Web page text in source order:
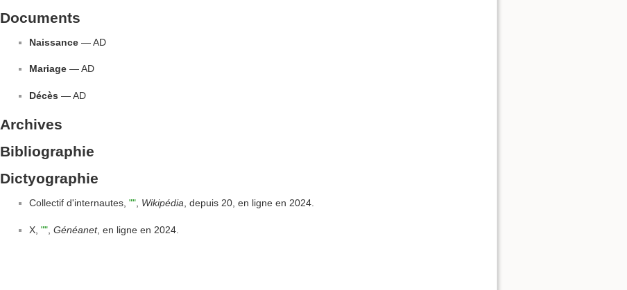
Documents
Naissance — AD
Mariage — AD
Décès — AD
Archives
Bibliographie
Dictyographie
Collectif d'internautes, "", Wikipédia, depuis 20, en ligne en 2024.
X, "" Généanet, en ligne en 2024.